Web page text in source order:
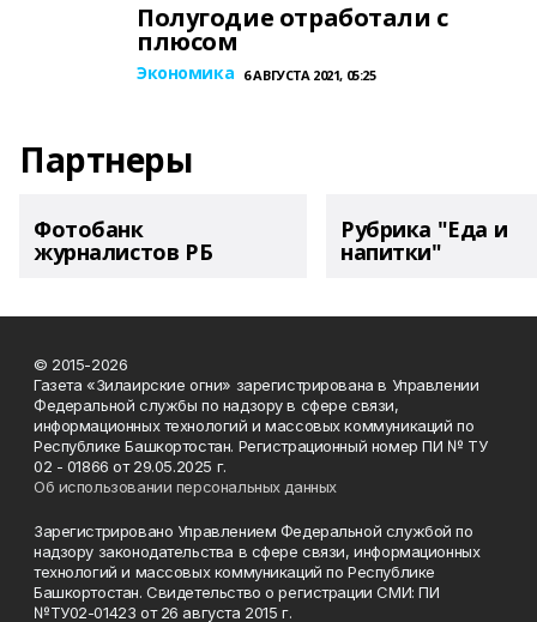
Полугодие отработали с
плюсом
Экономика 6 АВГУСТА 2021, 05:25
Партнеры
Фотобанк
журналистов РБ
Рубрика "Еда и
напитки"
© 2015-2026
Газета «Зилаирские огни» зарегистрирована в Управлении
Федеральной службы по надзору в сфере связи,
информационных технологий и массовых коммуникаций по
Республике Башкортостан. Регистрационный номер ПИ № ТУ
02 - 01866 от 29.05.2025 г.
Об использовании персональных данных
Зарегистрировано Управлением Федеральной службой по
надзору законодательства в сфере связи, информационных
технологий и массовых коммуникаций по Республике
Башкортостан. Свидетельство о регистрации СМИ: ПИ
№ТУ02-01423 от 26 августа 2015 г.